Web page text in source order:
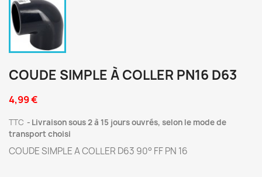
COUDE SIMPLE À COLLER PN16 D63
4,99 €
TTC
Livraison sous 2 à 15 jours ouvrés, selon le mode de
transport choisi
COUDE SIMPLE A COLLER D63 90° FF PN 16